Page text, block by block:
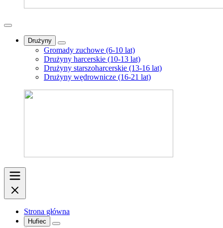
Drużyny
Gromady zuchowe (6-10 lat)
Drużyny harcerskie (10-13 lat)
Drużyny starszoharcerskie (13-16 lat)
Drużyny wędrownicze (16-21 lat)
Strona główna
Hufiec